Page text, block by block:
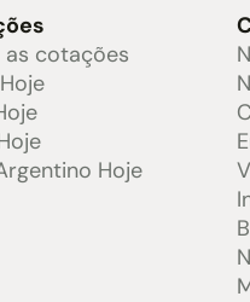
as cotações
Hoje